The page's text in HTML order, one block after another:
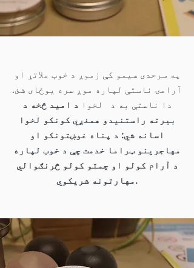
په سرحدی سیمو کې زموږ د خوب ملاتړ او
آرامۍ ناستې لپاره موږ سره یوځای شئ.
دا ناستې به د لخوا د امید څخه د
بیرته راستنیدو همغږي کونکو لخوا
اسانه شي: د پناه غوښتونکو او
مهاجرینو ټراما خدمت چې د خوب لپاره
د آرام کولو او چمتو کولو څرنګوالي
مهارتونه شریکوي.